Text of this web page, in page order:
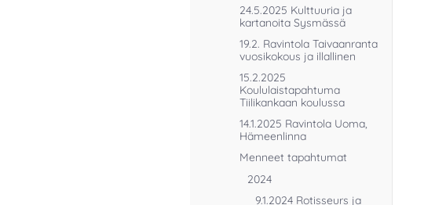
24.5.2025 Kulttuuria ja
kartanoita Sysmässä
19.2. Ravintola Taivaanranta
vuosikokous ja illallinen
15.2.2025
Koululaistapahtuma
Tiilikankaan koulussa
14.1.2025 Ravintola Uoma,
Hämeenlinna
Menneet tapahtumat
2024
9.1.2024 Rotisseurs ja